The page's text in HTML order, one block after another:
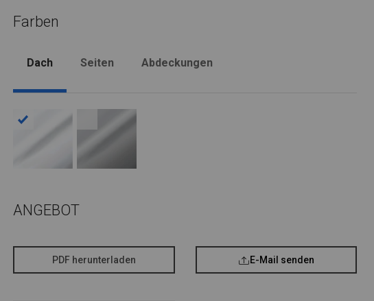
Farben
Dach Seiten Abdeckungen
ANGEBOT
PDF herunterladen E-Mail senden